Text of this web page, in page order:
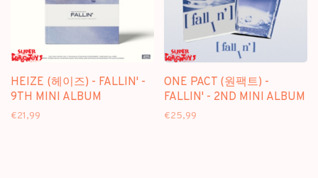
HEIZE (헤이즈) - FALLIN' -
9TH MINI ALBUM
€21,99
ONE PACT (원팩트) -
FALLIN' - 2ND MINI ALBUM
€25,99